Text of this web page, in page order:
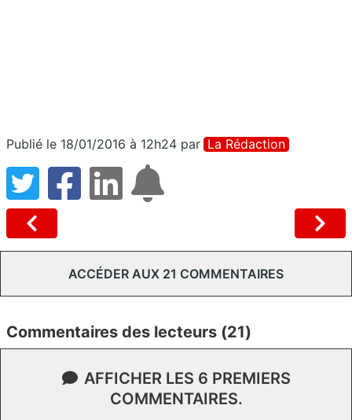
Publié le 18/01/2016 à 12h24 par La Rédaction
ACCÉDER AUX 21 COMMENTAIRES
Commentaires des lecteurs (21)
AFFICHER LES 6 PREMIERS
COMMENTAIRES.